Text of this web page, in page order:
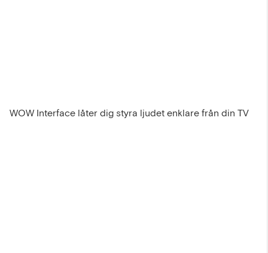
WOW Interface låter dig styra ljudet enklare från din TV